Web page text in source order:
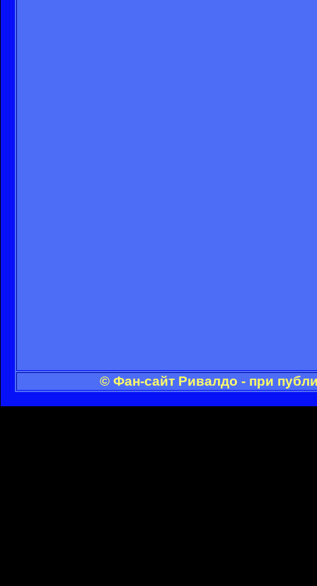
© Фан-сайт Ривалдо - при